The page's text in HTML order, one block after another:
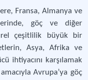
Fransa, Almanya ve
göç ve diğer
çeşitlilik büyük bir
Asya, Afrika ve
ihtiyacını karşılamak
Avrupa’ya göç